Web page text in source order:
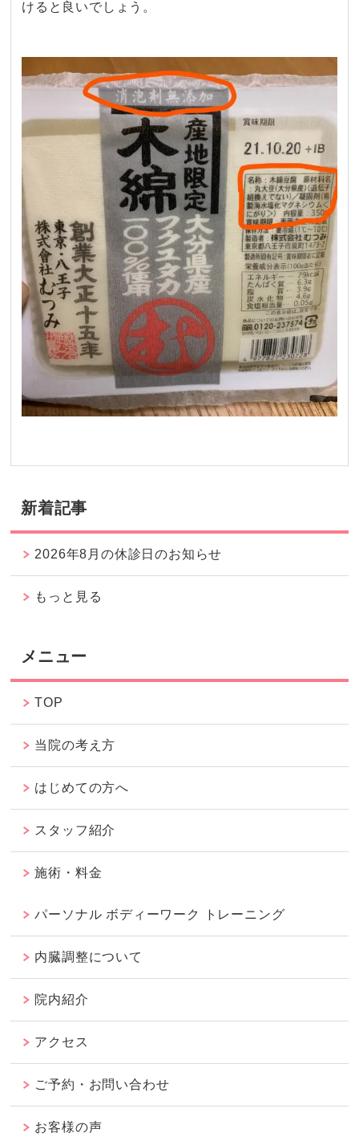
けると良いでし ょう。
新着記事
2026年8月の休診日のお知らせ
もっと見る
メニュー
TOP
当院の考え方
はじめての方へ
スタッフ紹介
施術・料金
パーソナル ボディーワーク トレーニング
内臓調整について
院内紹介
アクセス
ご予約・お問い合わせ
お客様の声